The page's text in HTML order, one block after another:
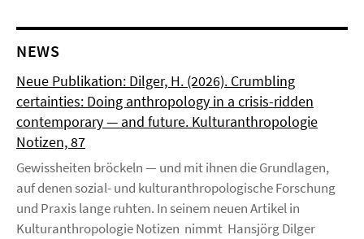
NEWS
Neue Publikation: Dilger, H. (2026). Crumbling
certainties: Doing anthropology in a crisis-ridden
contemporary — and future. Kulturanthropologie
Notizen, 87
Gewissheiten bröckeln — und mit ihnen die Grundlagen,
auf denen sozial- und kulturanthropologische Forschung
und Praxis lange ruhten. In seinem neuen Artikel in
Kulturanthropologie Notizen nimmt Hansjörg Dilger